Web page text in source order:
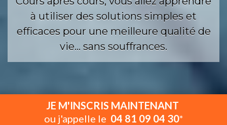
à utiliser des solutions simples et
efficaces pour une meilleure qualité de
vie... sans souffrances.
JE M'INSCRIS MAINTENANT
ou j'appelle le 04 81 09 04 30*